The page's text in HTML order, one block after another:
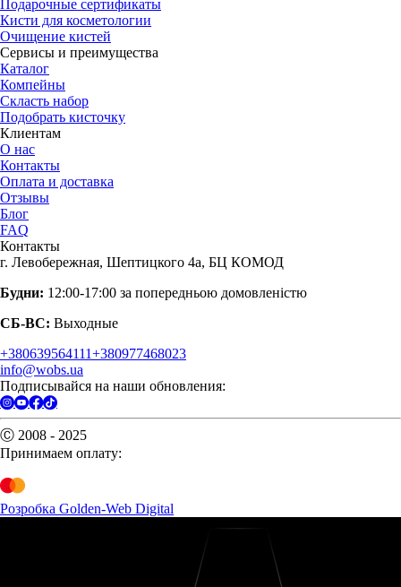
Подарочные сертификаты
Кисти для косметологии
Очищение кистей
Сервисы и преимущества
Каталог
Компейны
Скласть набор
Подобрать кисточку
Клиентам
О нас
Контакты
Оплата и доставка
Отзывы
Блог
FAQ
Контакты
г. Левобережная, Шептицкого 4а, БЦ КОМОД
Будни: 12:00-17:00 за попередньою домовленістю
СБ-ВС: Выходные
+380639564111+380977468023
info@wobs.ua
Подписывайся на наши обновления:
Ⓒ 2008 - 2025
Принимаем оплату:
Розробка Golden-Web Digital